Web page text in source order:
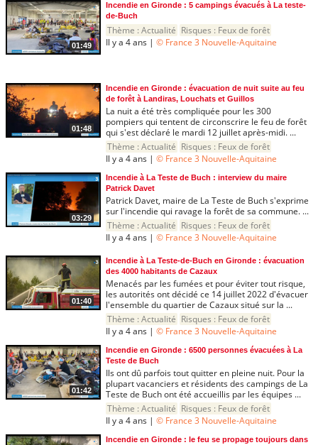
01:49
Incendie en Gironde : 5 campings évacués à La teste-
de-Buch
Thème : Actualité Risques : Feux de forêt
Il y a 4 ans | © France 3 Nouvelle-Aquitaine
01:48
Incendie en Gironde : évacuation de nuit suite au feu
de forêt à Landiras, Louchats et Guillos
La nuit a été très compliquée pour les 300
pompiers qui tentent de circonscrire le feu de forêt
qui s'est déclaré le mardi 12 juillet après-midi. ...
Thème : Actualité Risques : Feux de forêt
Il y a 4 ans | © France 3 Nouvelle-Aquitaine
03:29
Incendie à La Teste de Buch : interview du maire
Patrick Davet
Patrick Davet, maire de La Teste de Buch s'exprime
sur l'incendie qui ravage la forêt de sa commune. ...
Thème : Actualité Risques : Feux de forêt
Il y a 4 ans | © France 3 Nouvelle-Aquitaine
01:40
Incendie à La Teste-de-Buch en Gironde : évacuation
des 4000 habitants de Cazaux
Menacés par les fumées et pour éviter tout risque,
les autorités ont décidé ce 14 juillet 2022 d'évacuer
l'ensemble du quartier de Cazaux situé sur la ...
Thème : Actualité Risques : Feux de forêt
Il y a 4 ans | © France 3 Nouvelle-Aquitaine
01:42
Incendie en Gironde : 6500 personnes évacuées à La
Teste de Buch
Ils ont dû parfois tout quitter en pleine nuit. Pour la
plupart vacanciers et résidents des campings de La
Teste de Buch ont été accueillis par les équipes ...
Thème : Actualité Risques : Feux de forêt
Il y a 4 ans | © France 3 Nouvelle-Aquitaine
Incendie en Gironde : le feu se propage toujours dans